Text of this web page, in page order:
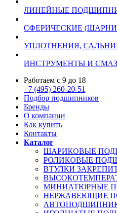
ЛИНЕЙНЫЕ
СФЕРИЧЕСКИЕ
УПЛОТНЕНИЯ,
ИНСТРУМЕНТЫ И
Работаем с 9 до 18
+7 (495) 260-20-51
Подбор подшипников
Бренды
О компании
Как купить
Контакты
Каталог
ШАРИКОВЫЕ
РОЛИКОВЫЕ
ВТУЛКИ
МИНИАТЮРНЫЕ
НЕРЖАВЕЮЩИЕ